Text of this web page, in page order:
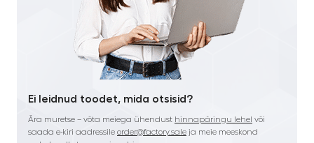
Ei leidnud toodet, mida otsisid?
Ära muretse – võta meiega ühendust hinnapäringu lehel või
saada e-kiri aadressile order@factory.sale ja meie meeskond